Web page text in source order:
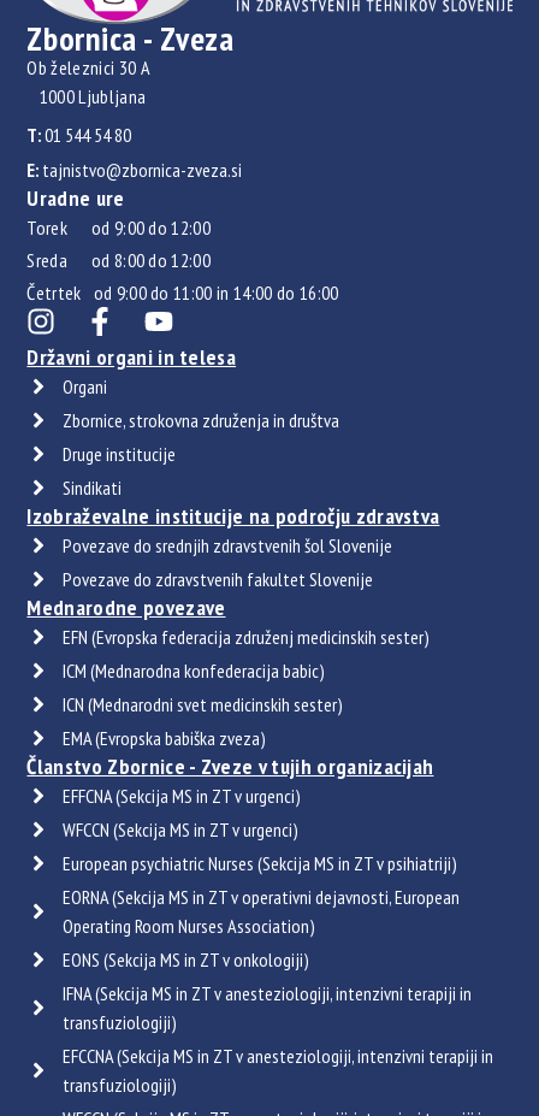
Zbornica - Zveza
Ob železnici 30 A
1000 Ljubljana
T:01 544 54 80
E: tajnistvo@zbornica-zveza.si
Uradne ure
Torek od 9:00 do 12:00
Sreda od 8:00 do 12:00
Četrtek od 9:00 do 11:00 in 14:00 do 16:00
Državni organi in telesa
Organi
Zbornice, strokovna združenja in društva
Druge institucije
Sindikati
Izobraževalne institucije na področju zdravstva
Povezave do srednjih zdravstvenih šol Slovenije
Povezave do zdravstvenih fakultet Slovenije
Mednarodne povezave
EFN (Evropska federacija združenj medicinskih sester)
ICM (Mednarodna konfederacija babic)
ICN (Mednarodni svet medicinskih sester)
EMA (Evropska babiška zveza)
Članstvo Zbornice - Zveze v tujih organizacijah
EFFCNA (Sekcija MS in ZT v urgenci)
WFCCN (Sekcija MS in ZT v urgenci)
European psychiatric Nurses (Sekcija MS in ZT v psihiatriji)
EORNA (Sekcija MS in ZT v operativni dejavnosti, European
Operating Room Nurses Association)
EONS (Sekcija MS in ZT v onkologiji)
IFNA (Sekcija MS in ZT v anesteziologiji, intenzivni terapiji in
transfuziologiji)
EFCCNA (Sekcija MS in ZT v anesteziologiji, intenzivni terapiji in
transfuziologiji)